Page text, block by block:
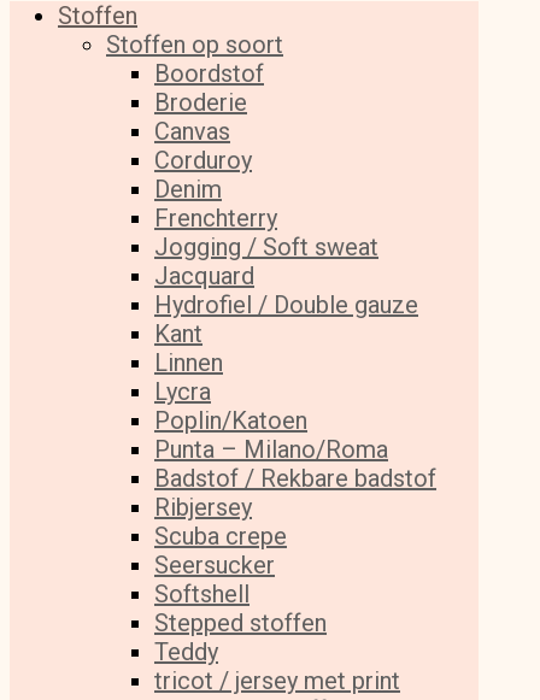
Stoffen
Stoffen op soort
Boordstof
Broderie
Canvas
Corduroy
Denim
Frenchterry
Jogging / Soft sweat
Jacquard
Hydrofiel / Double gauze
Kant
Linnen
Lycra
Poplin/Katoen
Punta – Milano/Roma
Badstof / Rekbare badstof
Ribjersey
Scuba crepe
Seersucker
Softshell
Stepped stoffen
Teddy
tricot / jersey met print